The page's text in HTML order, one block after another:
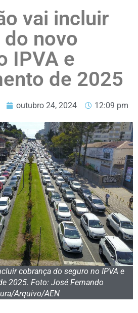
vai incluir
novo
IPVA e
de 2025
outubro 24, 2024 12:09 pm
cobrança do seguro no IPVA e
2025. Foto: José Fernando
Arquivo/AEN